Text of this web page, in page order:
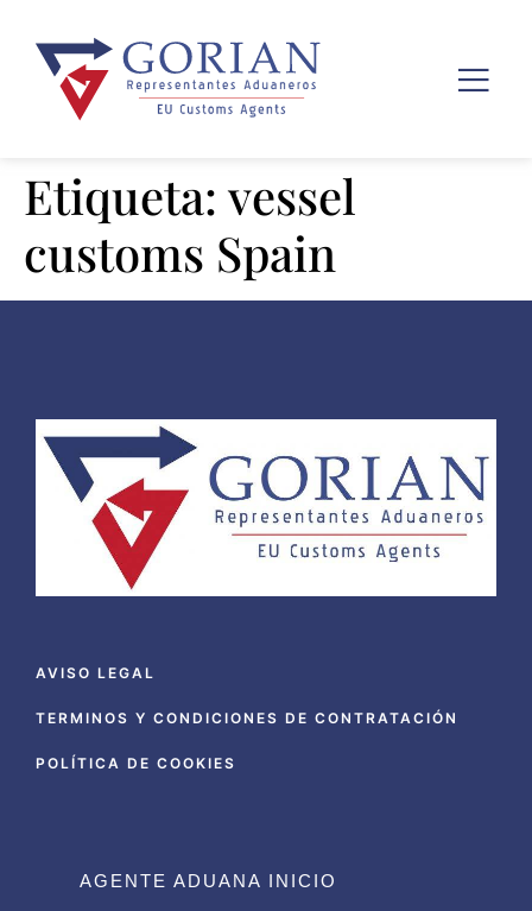
Etiqueta:vessel
customs Spain
AVISO LEGAL
TERMINOS Y CONDICIONES DE CONTRATACIÓN
POLÍTICA DE COOKIES
AGENTE ADUANA INICIO